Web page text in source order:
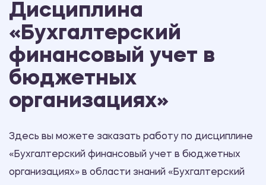
Дисциплина
«Бухгалтерский
финансовый учет в
бюджетных
организациях»
Здесь вы можете заказать работу по дисциплине
«Бухгалтерский финансовый учет в бюджетных
организациях» в области знаний «Бухгалтерский